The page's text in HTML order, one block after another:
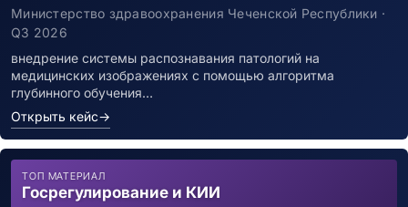
Министерство здравоохранения Чеченской Республики ·
Q3 2026
внедрение системы распознавания патологий на
медицинских изображениях с помощью алгоритма
глубинного обучения…
Открыть кейс→
ТОП МАТЕРИАЛ
Госрегулирование и КИИ